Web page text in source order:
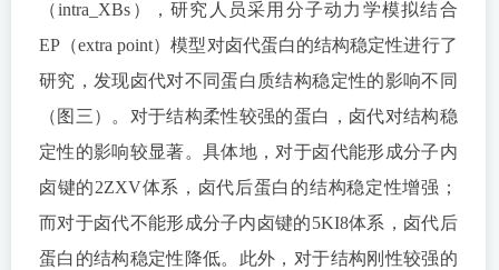
（intra_XBs），研究人员采用分子动力学模拟结合
EP（extra point）模型对卤代蛋白的结构稳定性进行了
研究，发现卤代对不同蛋白质结构稳定性的影响不同
（图三）。对于结构柔性较强的蛋白，卤代对结构稳
定性的影响较显著。具体地，对于卤代能形成分子内
卤键的2ZXV体系，卤代后蛋白的结构稳定性增强；
而对于卤代不能形成分子内卤键的5KI8体系，卤代后
蛋白的结构稳定性降低。此外，对于结构刚性较强的